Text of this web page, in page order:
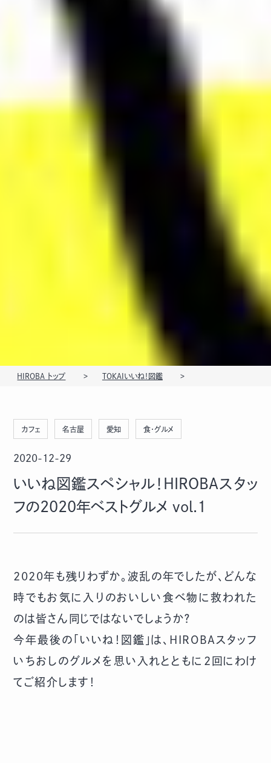
HIROBA トップ TOKAIいいね！図鑑
カフェ 名古屋 愛知 食・グルメ
2020-12-29
いいね図鑑スペシャル！HIROBAスタッ
フの2020年ベストグルメ vol.1
2020年も残りわずか。波乱の年でしたが、どんな
時でもお気に入りのおいしい食べ物に救われた
のは皆さん同じではないでしょうか？
今年最後の「いいね！図鑑」は、HIROBAスタッフ
いちおしのグルメを思い入れとともに2回にわけ
てご紹介します！